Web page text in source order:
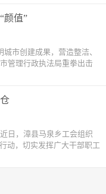
颜值”
市创建成果，营造整洁、
管理行政执法局重拳出击
日，漳县马泉乡工会组织
动，切实发挥广大干部职工